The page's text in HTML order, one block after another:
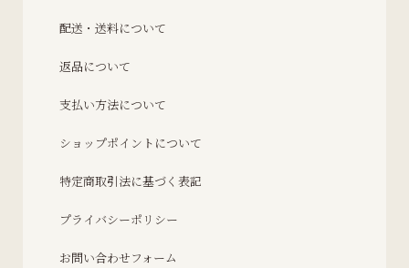
配送・送料について
返品について
支払い方法について
ショップポイントについて
特定商取引法に基づく表記
プライバシーポリシー
お問い合わせフォーム